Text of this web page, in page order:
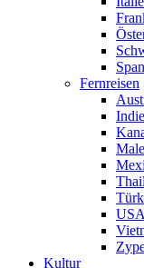
Fernreisen
USA
Kultur